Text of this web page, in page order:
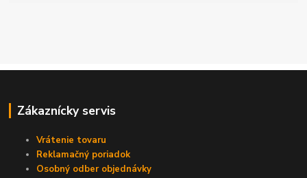
Zákaznícky servis
Vrátenie tovaru
Reklamačný poriadok
Osobný odber objednávky